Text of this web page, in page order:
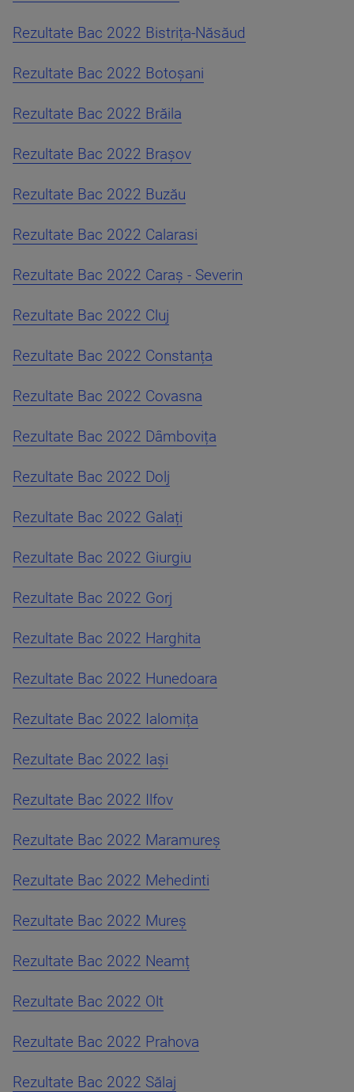
Rezultate Bac 2022 Bistrița-Năsăud
Rezultate Bac 2022 Botoșani
Rezultate Bac 2022 Brăila
Rezultate Bac 2022 Brașov
Rezultate Bac 2022 Buzău
Rezultate Bac 2022 Calarasi
Rezultate Bac 2022 Caraș - Severin
Rezultate Bac 2022 Cluj
Rezultate Bac 2022 Constanța
Rezultate Bac 2022 Covasna
Rezultate Bac 2022 Dâmbovița
Rezultate Bac 2022 Dolj
Rezultate Bac 2022 Galați
Rezultate Bac 2022 Giurgiu
Rezultate Bac 2022 Gorj
Rezultate Bac 2022 Harghita
Rezultate Bac 2022 Hunedoara
Rezultate Bac 2022 Ialomița
Rezultate Bac 2022 Iași
Rezultate Bac 2022 Ilfov
Rezultate Bac 2022 Maramureș
Rezultate Bac 2022 Mehedinti
Rezultate Bac 2022 Mureș
Rezultate Bac 2022 Neamț
Rezultate Bac 2022 Olt
Rezultate Bac 2022 Prahova
Rezultate Bac 2022 Sălaj